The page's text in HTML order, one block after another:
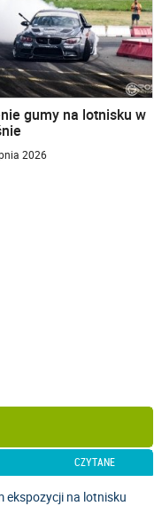
gumy na lotnisku w
2026
CZYTANE
ekspozycji na lotnisku